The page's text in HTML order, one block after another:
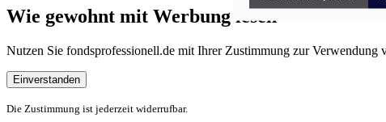
Wie gewohnt mit Werbung lesen
Nutzen Sie fondsprofessionell.de mit Ihrer Zustimmung zur Verwendung
Einverstanden
Die Zustimmung ist jederzeit widerrufbar.